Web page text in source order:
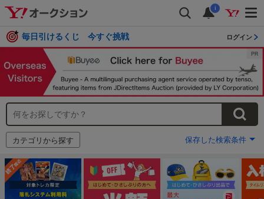
i
毎日引けるくじ 今すぐ挑戦 ログイン
カテゴリから探す 保存した検索条件